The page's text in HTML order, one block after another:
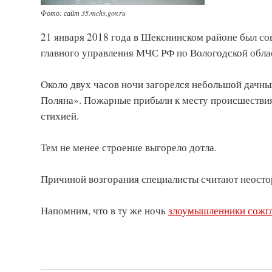
Фото: сайт 35.mchs.gov.ru
21 января 2018 года в Шекснинском районе был
главного управления МЧС РФ по Вологодской
Около двух часов ночи загорелся небольшой
Поляна». Пожарные прибыли к месту
стихией.
Тем не менее строение выгорело дотла.
Причиной возгорания специалисты считают
Напомним, что в ту же ночьзлоумышленники